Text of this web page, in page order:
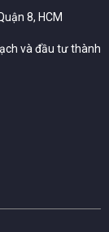
8, HCM
và đầu tư thành